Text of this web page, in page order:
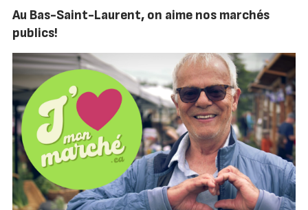
Au Bas-Saint-Laurent, on aime nos marchés
publics!